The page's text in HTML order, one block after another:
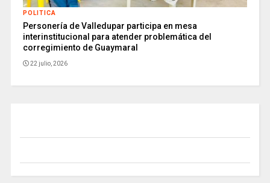
POLITICA
Personería de Valledupar participa en mesa
interinstitucional para atender problemática del
corregimiento de Guaymaral
22 julio, 2026